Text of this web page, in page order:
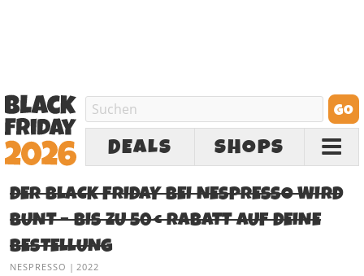
DEALS SHOPS
DER BLACK FRIDAY BEI NESPRESSO WIRD
BUNT – BIS ZU 50€ RABATT AUF DEINE
BESTELLUNG
NESPRESSO | 2022